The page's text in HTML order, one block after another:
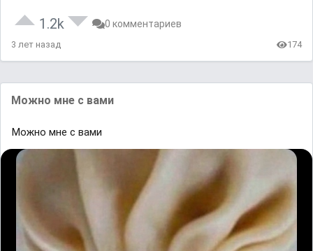
1.2k 0 комментариев
3 лет назад 174
Moжнo мне с вaᴍи
Moжнo мне с вaᴍи